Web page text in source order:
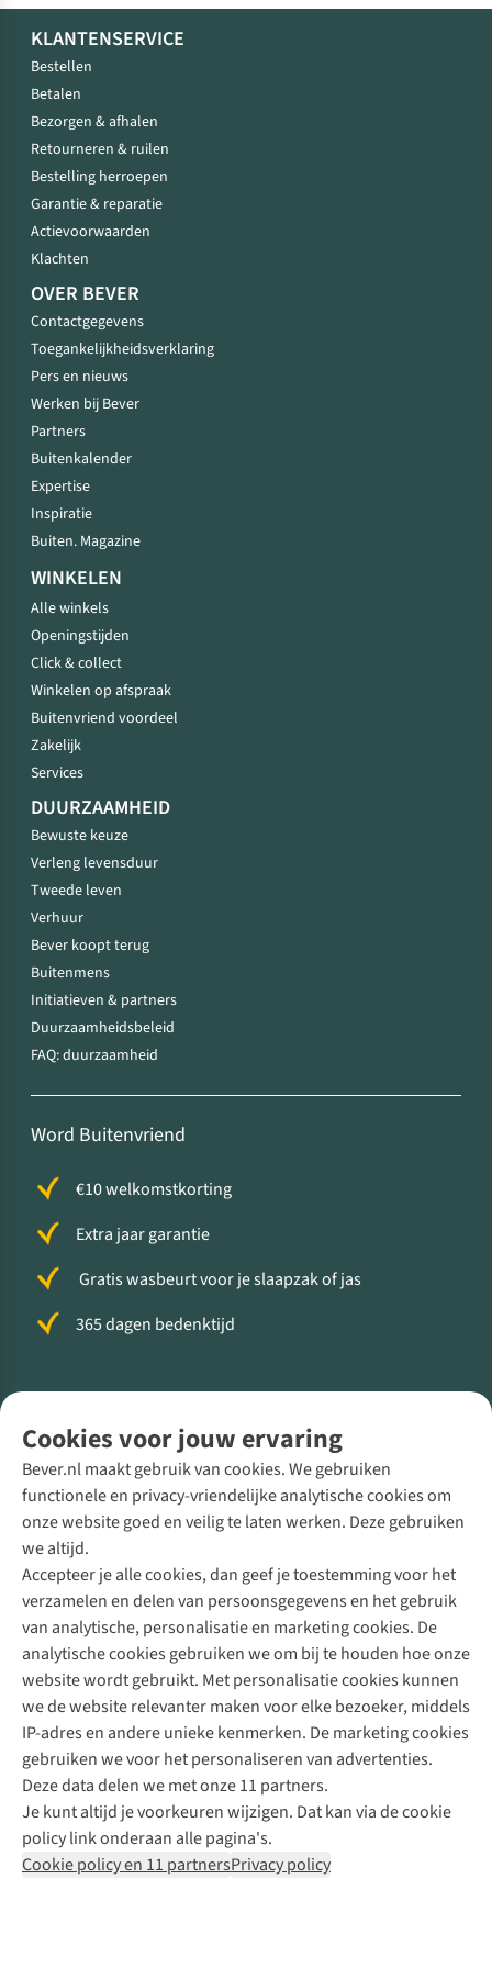
Cookies voor jouw ervaring
Bever.nl maakt gebruik van cookies. We gebruiken
functionele en privacy-vriendelijke analytische cookies om
onze website goed en veilig te laten werken. Deze gebruiken
we altijd.
Accepteer je alle cookies, dan geef je toestemming voor het
verzamelen en delen van persoonsgegevens en het gebruik
van analytische, personalisatie en marketing cookies. De
analytische cookies gebruiken we om bij te houden hoe onze
website wordt gebruikt. Met personalisatie cookies kunnen
we de website relevanter maken voor elke bezoeker, middels
IP-adres en andere unieke kenmerken. De marketing cookies
gebruiken we voor het personaliseren van advertenties.
Deze data delen we met onze 11 partners.
Je kunt altijd je voorkeuren wijzigen. Dat kan via de cookie
policy link onderaan alle pagina's.
Cookie policy en 11 partnersPrivacy policy
KLANTENSERVICE
Bestellen
Betalen
Bezorgen & afhalen
Retourneren & ruilen
Bestelling herroepen
Garantie & reparatie
Actievoorwaarden
Klachten
OVER BEVER
Contactgegevens
Toegankelijkheidsverklaring
Pers en nieuws
Werken bij Bever
Partners
Buitenkalender
Expertise
Inspiratie
Buiten. Magazine
WINKELEN
Alle winkels
Openingstijden
Click & collect
Winkelen op afspraak
Buitenvriend voordeel
Zakelijk
Services
DUURZAAMHEID
Bewuste keuze
Verleng levensduur
Tweede leven
Verhuur
Bever koopt terug
Buitenmens
Initiatieven & partners
Duurzaamheidsbeleid
FAQ: duurzaamheid
Word Buitenvriend
€10 welkomstkorting
Extra jaar garantie
Gratis wasbeurt voor je slaapzak of jas
365 dagen bedenktijd
Direct advies van een Buitenexpert
+31 (0)85 888 50 88
+31 6 12 28 49 80
Contactformulier